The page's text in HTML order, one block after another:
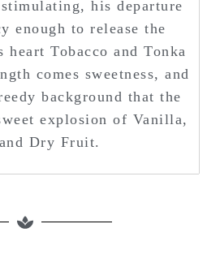
his departure
enough to release the
Tobacco and Tonka
comes sweetness, and
background that the
explosion of Vanilla,
Dry Fruit.